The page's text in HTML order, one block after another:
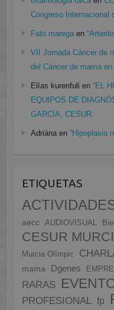
Congreso Internacional
Fato maregaen
VII Jornada Cáncer de
del Cáncer de mama
Elías kurenfuli en “EL
EQUIPOS DE
GARCÍA, CESUR.
Adriánaen “Hipoplasia
ETIQUETAS
aecc AUDIOVISUAL
CESUR
Murcia Olímpic
mama
Dgenes
RARAS
PROFESIONAL fp